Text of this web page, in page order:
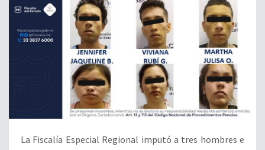
La Fiscalía Especial Regional imputó a tres hombres e